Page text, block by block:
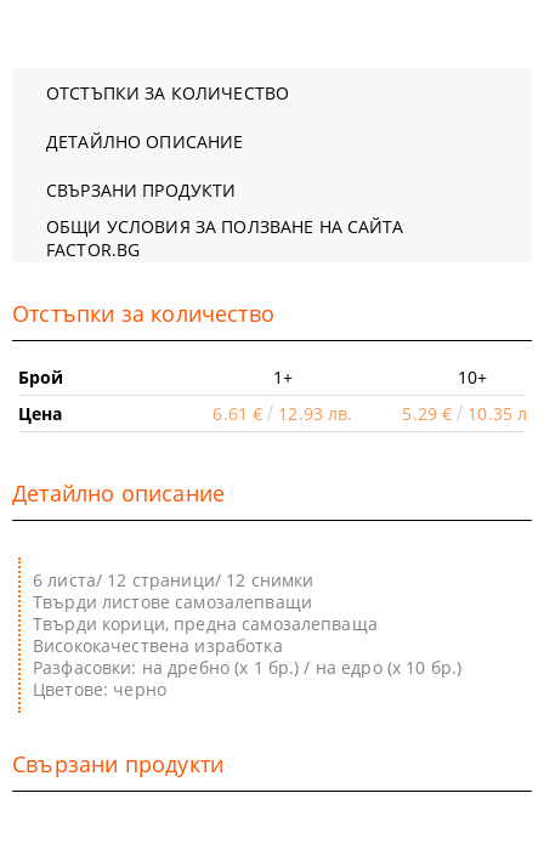
ОТСТЪПКИ ЗА КОЛИЧЕСТВО
ДЕТАЙЛНО ОПИСАНИЕ
СВЪРЗАНИ ПРОДУКТИ
ОБЩИ УСЛОВИЯ ЗА ПОЛЗВАНЕ НА САЙТА
FACTOR.BG
Отстъпки за количество
Брой 1+
10+
Цена
6.61 € 12.93 лв. 5.29 € 10.35 лв.
Детайлно описание
6 листа/ 12 страници/ 12 снимки
Твърди листове самозалепващи
Твърди корици, предна самозалепваща
Висококачествена изработка
Разфасовки: на дребно (х 1 бр.) / на едро (х 10 бр.)
Цветове: черно
Свързани продукти